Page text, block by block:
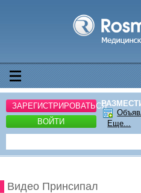
ЗАРЕГИСТРИРОВАТЬСЯ
ВОЙТИ
Еще...
Видео Принсипал